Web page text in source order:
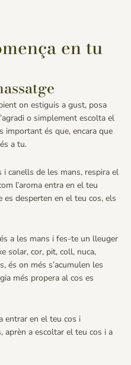
en tu
on estiguis a gust, posa
o simplement escolta el
important és que, encara que
a tu.
i canells de les mans, respira el
l’aroma entra en el teu
es desperten en el teu cos, els
a les mans i fes-te un lleuger
solar, cor, pit, coll, nuca,
és on més s’acumulen les
més propera al cos es
entrar en el teu cos i
aprèn a escoltar el teu cos i a